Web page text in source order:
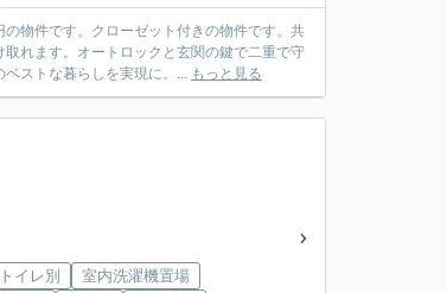
物件です。クローゼット付きの物件です。共
れます。オートロックと玄関の鍵で二重で守
ストな暮らしを実現に。... もっと見る
イレ別
室内洗濯機置場